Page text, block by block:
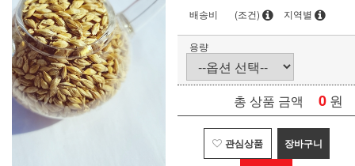
배송비
(조건) 지역별
용량
총 상품 금액 0 원
관심상품 장바구니